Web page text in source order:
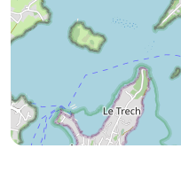
Les +
Un accès instantané au
Des offres « privilégiées »
Des remises allant jusqu’à